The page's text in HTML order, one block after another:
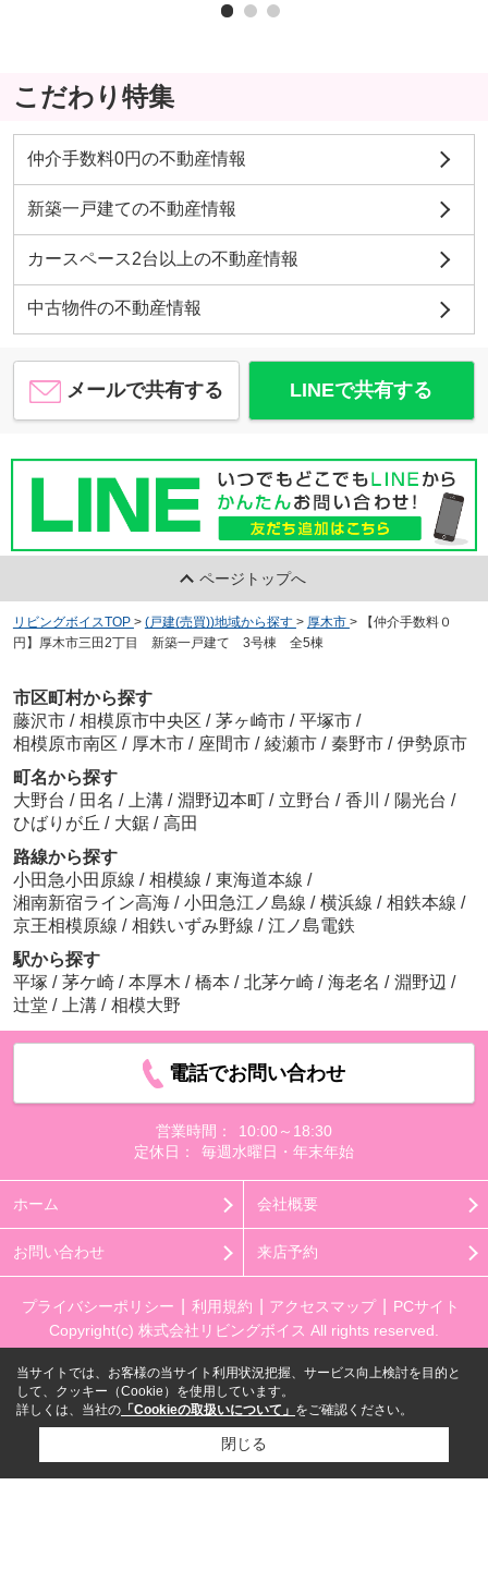
こだわり特集
仲介手数料0円の不動産情報
新築一戸建ての不動産情報
カースペース2台以上の不動産情報
中古物件の不動産情報
メールで共有する LINEで共有する
ページトップへ
リビングボイスTOP > (戸建(売買))地域から探す > 厚木市 >
【仲介手数料０
円】厚木市三田2丁目 新築一戸建て 3号棟 全5棟
市区町村から探す
藤沢市 / 相模原市中央区 / 茅ヶ崎市 / 平塚市 /
相模原市南区 / 厚木市 / 座間市 / 綾瀬市 / 秦野市 / 伊勢原市
町名から探す
大野台 / 田名 / 上溝 / 淵野辺本町 / 立野台 / 香川 / 陽光台 /
ひばりが丘 / 大鋸 / 高田
路線から探す
小田急小田原線 / 相模線 / 東海道本線 /
湘南新宿ライン高海 / 小田急江ノ島線 / 横浜線 / 相鉄本線 /
京王相模原線 / 相鉄いずみ野線 / 江ノ島電鉄
駅から探す
平塚 / 茅ケ崎 / 本厚木 / 橋本 / 北茅ケ崎 / 海老名 / 淵野辺 /
辻堂 / 上溝 / 相模大野
電話でお問い合わせ
営業時間：
10:00～18:30
定休日：
毎週水曜日・年末年始
ホーム 会社概要
お問い合わせ 来店予約
プライバシーポリシー 利用規約 アクセスマップ
PCサイト
Copyright(c) 株式会社リビングボイス All rights reserved.
当サイトでは、お客様の当サイト利用状況把握、サービス向上検討を目的と
して、クッキー（Cookie）を使用しています。
詳しくは、当社の 「Cookieの取扱いについて」 をご確認ください。
閉じる